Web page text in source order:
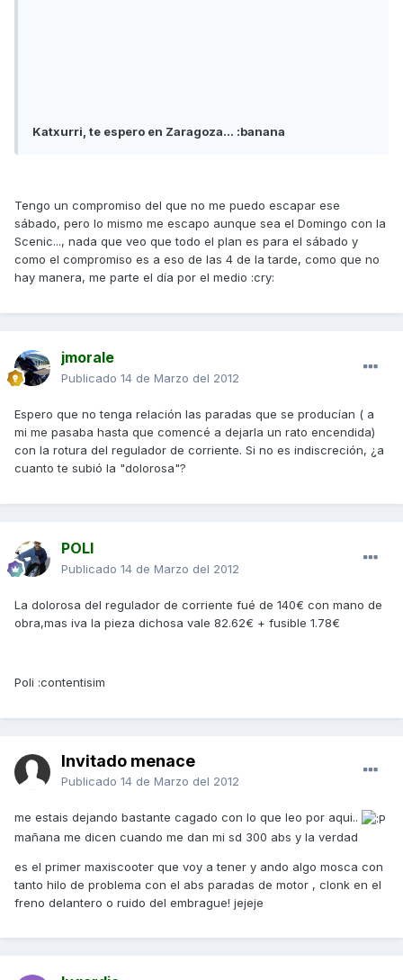
Katxurri, te espero en Zaragoza... :banana
Tengo un compromiso del que no me puedo escapar ese
sábado, pero lo mismo me escapo aunque sea el Domingo con la
Scenic..., nada que veo que todo el plan es para el sábado y
como el compromiso es a eso de las 4 de la tarde, como que no
hay manera, me parte el día por el medio :cry:
jmorale
Publicado 14 de Marzo del 2012
Espero que no tenga relación las paradas que se producían ( a
mi me pasaba hasta que comencé a dejarla un rato encendida)
con la rotura del regulador de corriente. Si no es indiscreción, ¿a
cuanto te subió la "dolorosa"?
POLI
Publicado 14 de Marzo del 2012
La dolorosa del regulador de corriente fué de 140€ con mano de
obra,mas iva la pieza dichosa vale 82.62€ + fusible 1.78€
Poli :contentisim
Invitado menace
Publicado 14 de Marzo del 2012
me estais dejando bastante cagado con lo que leo por aqui..
mañana me dicen cuando me dan mi sd 300 abs y la verdad
es el primer maxiscooter que voy a tener y ando algo mosca con
tanto hilo de problema con el abs paradas de motor , clonk en el
freno delantero o ruido del embrague! jejeje